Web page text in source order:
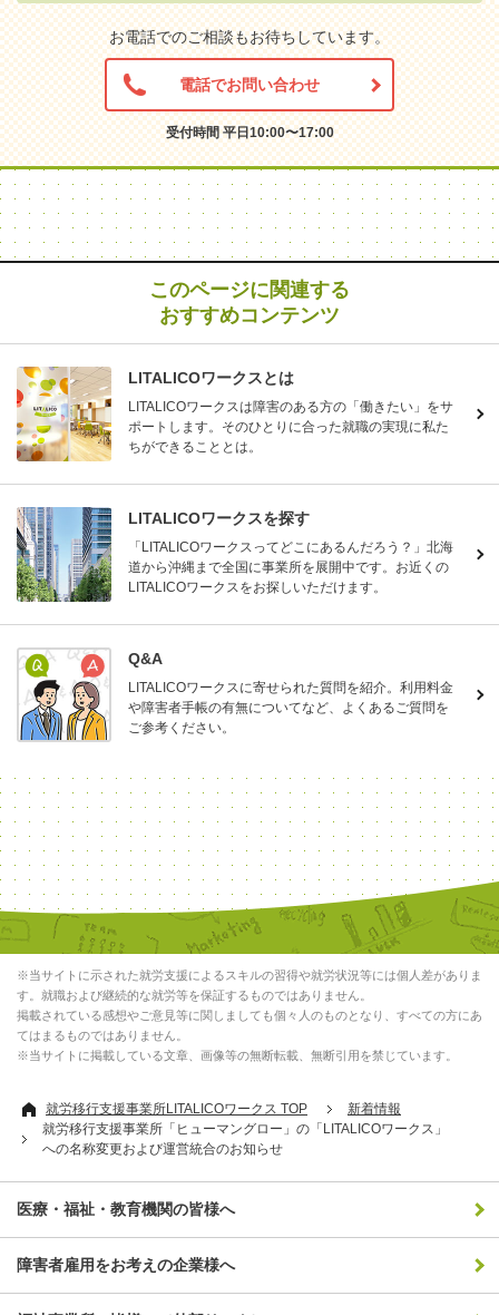
お電話でのご相談もお待ちしています。
電話でお問い合わせ
受付時間 平日10:00〜17:00
このページに関連する
おすすめコンテンツ
LITALICOワークスとは
LITALICOワークスは障害のある方の「働きたい」をサ
ポートします。そのひとりに合った就職の実現に私た
ちができることとは。
LITALICOワークスを探す
「LITALICOワークスってどこにあるんだろう？」北海
道から沖縄まで全国に事業所を展開中です。お近くの
LITALICOワークスをお探しいただけます。
Q&A
LITALICOワークスに寄せられた質問を紹介。利用料金
や障害者手帳の有無についてなど、よくあるご質問を
ご参考ください。
※当サイトに示された就労支援によるスキルの習得や就労状況等には個人差がありま
す。就職および継続的な就労等を保証するものではありません。
掲載されている感想やご意見等に関しましても個々人のものとなり、すべての方にあ
てはまるものではありません。
※当サイトに掲載している文章、画像等の無断転載、無断引用を禁じています。
就労移行支援事業所LITALICOワークス TOP
新着情報
就労移行支援事業所「ヒューマングロー」の「LITALICOワークス」
への名称変更および運営統合のお知らせ
医療・福祉・教育機関の皆様へ
障害者雇用をお考えの企業様へ